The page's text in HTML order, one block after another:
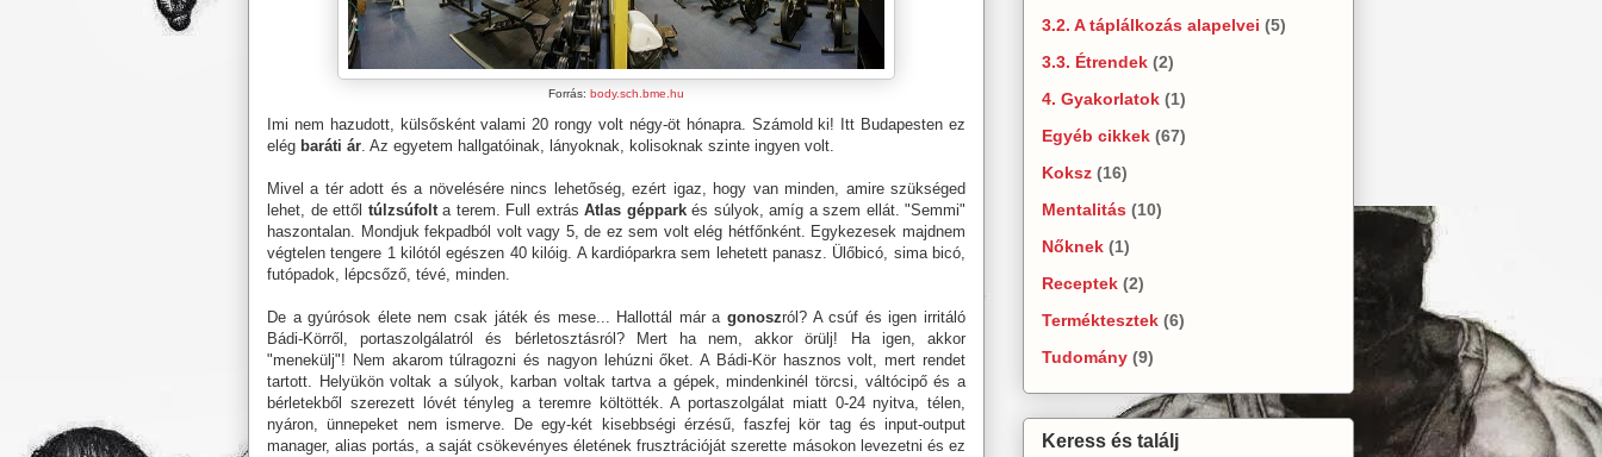
Forrás: body.sch.bme.hu
Imi nem hazudott, külsősként valami 20 rongy volt négy-öt hónapra. Számold ki! Itt Budapesten ez
elég baráti ár. Az egyetem hallgatóinak, lányoknak, kolisoknak szinte ingyen volt.
Mivel a tér adott és a növelésére nincs lehetőség, ezért igaz, hogy van minden, amire szükséged
lehet, de ettől túlzsúfolta terem. Full extrás Atlas gépparkés súlyok, amíg a szem ellát. "Semmi"
haszontalan. Mondjuk fekpadból volt vagy 5, de ez sem volt elég hétfőnként. Egykezesek majdnem
végtelen tengere 1 kilótól egészen 40 kilóig. A kardióparkra sem lehetett panasz. Ülőbicó, sima bicó,
futópadok, lépcsőző, tévé, minden.
De a gyúrósok élete nem csak játék és mese... Hallottál már agonoszról? A csúf és igen irritáló
Bádi-Körről, portaszolgálatról és bérletosztásról? Mert ha nem, akkor örülj! Ha igen, akkor
"menekülj"! Nem akarom túlragozni és nagyon lehúzni őket. A Bádi-Kör hasznos volt, mert rendet
tartott. Helyükön voltak a súlyok, karban voltak tartva a gépek, mindenkinél törcsi, váltócipő és a
bérletekből szerezett lóvét tényleg a teremre költötték. A portaszolgálat miatt 0-24 nyitva, télen,
nyáron, ünnepeket nem ismerve. De egy-két kisebbségi érzésű, faszfej kör tag és input-output
manager, alias portás, a saját csökevényes életének frusztrációját szerette másokon levezetni és ez
3.2. A táplálkozás alapelvei (5)
3.3. Étrendek (2)
4. Gyakorlatok (1)
Egyéb cikkek (67)
Koksz (16)
Mentalitás (10)
Nőknek (1)
Receptek (2)
Terméktesztek (6)
Tudomány (9)
Keress és találj